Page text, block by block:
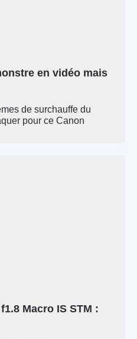
en vidéo mais
de surchauffe du
pour ce Canon
Macro IS STM :